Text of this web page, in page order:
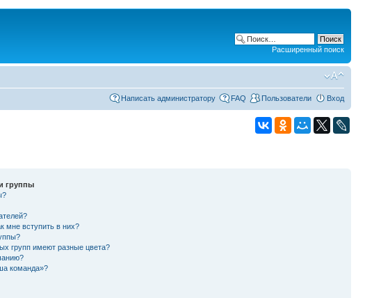
Расширенный поиск
Написать администратору FAQ Пользователи Вход
группы
мне вступить в них?
групп имеют разные цвета?
команда»?